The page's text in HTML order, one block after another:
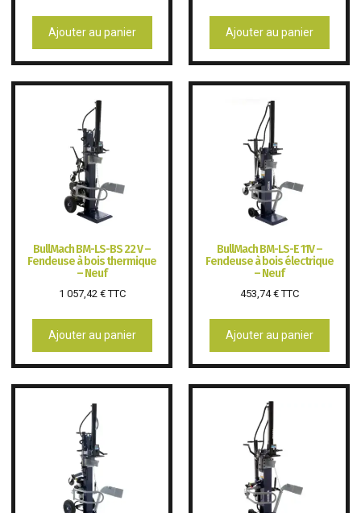
Ajouter au panier Ajouter au panier
BullMach BM-LS-BS 22 V –
Fendeuse à bois thermique
– Neuf
1 057,42 €TTC
Ajouter au panier
BullMach BM-LS-E 11V –
Fendeuse à bois électrique
– Neuf
453,74€TTC
Ajouter au panier